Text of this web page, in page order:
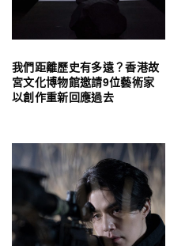
我們距離歷史有多遠？香港故
宮文化博物館邀請9位藝術家
以創作重新回應過去